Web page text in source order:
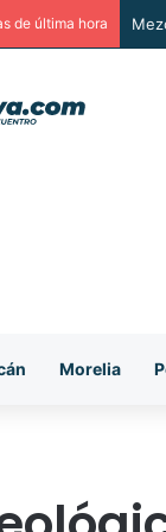
de última hora
Morelia